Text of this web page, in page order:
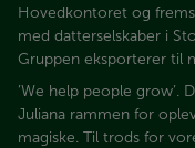
Hovedkontoret og
med datterselskaber i
Gruppen eksporterer til
’We help people grow’.
Juliana rammen for
magiske. Til trods for